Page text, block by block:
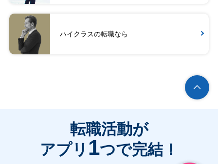
ハイクラスの転職なら
転職活動が
アプリ 1つで完結！